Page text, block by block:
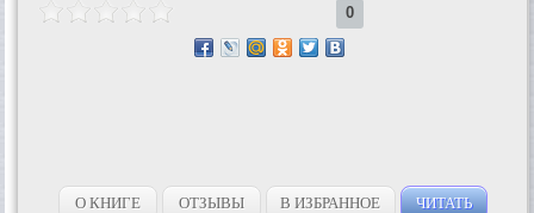
0
О КНИГЕ ОТЗЫВЫ В ИЗБРАННОЕ ЧИТАТЬ